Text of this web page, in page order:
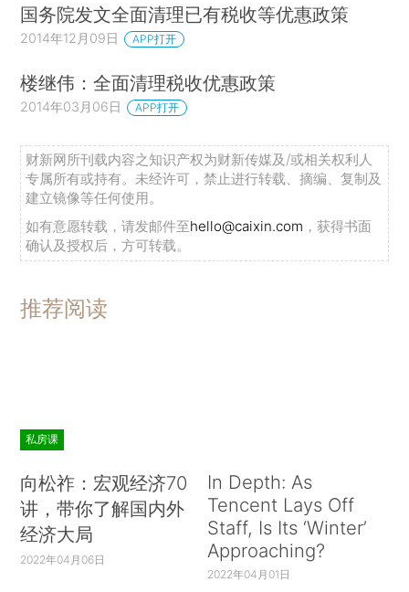
国务院发文全面清理已有税收等优惠政策
2014年12月09日 APP打开
楼继伟：全面清理税收优惠政策
2014年03月06日 APP打开
财新网所刊载内容之知识产权为财新传媒及/或相关权利人
专属所有或持有。未经许可，禁止进行转载、摘编、复制及
建立镜像等任何使用。
如有意愿转载，请发邮件至hello@caixin.com ，获得书面
确认及授权后，方可转载。
推荐阅读
私房课
向松祚：宏观经济70
讲，带你了解国内外
经济大局
2022年04月06日
In Depth: As
Tencent Lays Off
Staff, Is Its ‘Winter’
Approaching?
2022年04月01日